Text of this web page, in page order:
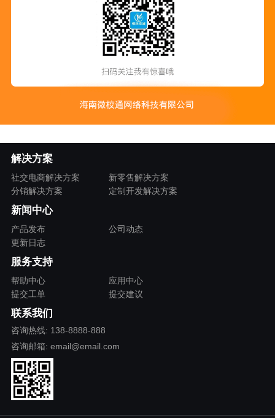
解决方案
社交电商解决方案
新零售解决方案
分销解决方案
定制开发解决方案
新闻中心
产品发布
公司动态
更新日志
服务支持
帮助中心
应用中心
提交工单
提交建议
联系我们
咨询热线: 138-8888-888
咨询邮箱: email@email.com